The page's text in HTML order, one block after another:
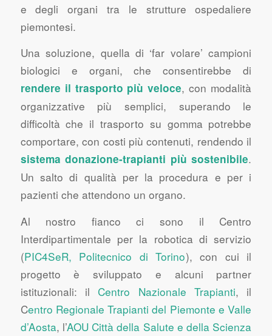
e degli organi tra le strutture ospedaliere
piemontesi.
Una soluzione, quella di ‘far volare’ campioni
biologici e organi, che consentirebbe di
rendere il trasporto più veloce, con modalità
organizzative più semplici, superando le
difficoltà che il trasporto su gomma potrebbe
comportare, con costi più contenuti, rendendo il
sistema donazione-trapianti più sostenibile.
Un salto di qualità per la procedura e per i
pazienti che attendono un organo.
Al nostro fianco ci sono il Centro
Interdipartimentale per la robotica di servizio
(PIC4SeR, Politecnico di Torino), con cui il
progetto è sviluppato e alcuni partner
istituzionali: ilCentro Nazionale Trapianti, il
Centro Regionale Trapianti del Piemonte e Valle
d’Aosta, l’AOU Città della Salute e della Scienza